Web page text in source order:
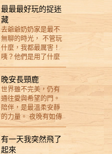
裡的狗狗都在做什
麼？ 七隻狗狗、七種
個性、七種日常風
景， 真實的模樣，就
是值得被愛的理由。
當金黃色的太陽從建
築物之間探出頭來，
新的一天開始了。 一
樓的珍島犬「珍島」
站在玄關前，乖乖的
守著家； 二樓的英國
指示犬「雷歐」忙著
尋找昨天沒啃完的骨
頭； 邊境牧羊犬「閃
玩些什麼； 三樓的貴
賓「可可」因為年紀
最最最好玩的捉迷
藏
去爺爺奶奶家是最不
無聊的時光， 不管玩
什麼，我都最厲害！
咦？他們是用了什麼
特別的方法呢？ 家中
老寶的「孩子遊戲攻
略」 一段祖孫的親密
故事， 帶你拉近與孩
子的距離！ 爺爺和奶
奶在玩捉迷藏的時
候，似乎有點不拿
手。 即使他們很努力
了， 奶奶一樣是最最
最不會躲藏的人， 爺
晚安長頸鹿
世界雖不完美，仍有
通往愛與希望的門。
陪伴，是最溫柔安靜
的力量。 夜晚有如傳
說中的危險嗎？ 當晚
安長頸鹿的小星星項
鍊發光時， 他將帶給
有一天我突然飛了
起來